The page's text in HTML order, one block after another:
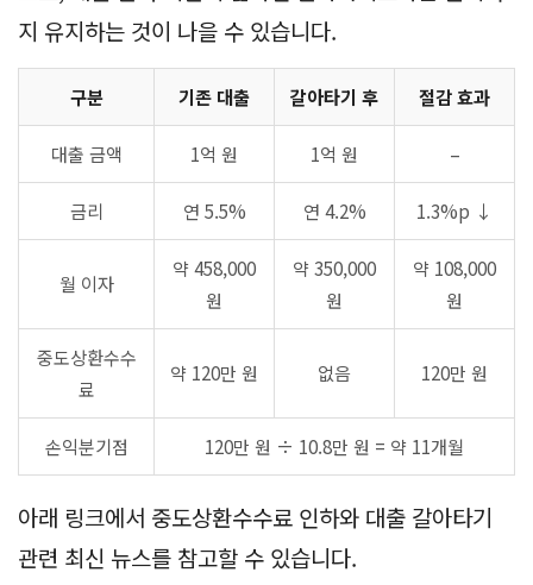
지 유지하는 것이 나을 수 있습니다.
구분 기존 대출 갈아타기 후 절감 효과
대출 금액 1억 원 1억 원 –
금리 연 5.5% 연 4.2% 1.3%p ↓
월 이자
약 458,000
원
약 350,000
원
약 108,000
원
중도상환수수
료
약 120만 원 없음 120만 원
손익분기점 120만 원 ÷ 10.8만 원 = 약 11개월
아래 링크에서 중도상환수수료 인하와 대출 갈아타기
관련 최신 뉴스를 참고할 수 있습니다.